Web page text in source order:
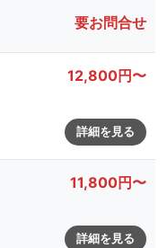
要お問合せ
12,800円〜
詳細を見る
11,800円〜
詳細を見る